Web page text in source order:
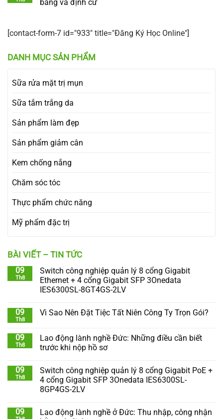
bằng và định cư
[contact-form-7 id="933" title="Đăng Ký Học Online"]
DANH MỤC SẢN PHẨM
Sữa rửa mặt trị mụn
Sữa tắm trắng da
Sản phẩm làm đẹp
Sản phẩm giảm cân
Kem chống nắng
Chăm sóc tóc
Thực phẩm chức năng
Mỹ phẩm đặc trị
BÀI VIẾT – TIN TỨC
09
Th8
Switch công nghiệp quản lý 8 cổng Gigabit
Ethernet + 4 cổng Gigabit SFP 3Onedata
IES6300SL-8GT4GS-2LV
09
Th8
Vì Sao Nên Đặt Tiệc Tất Niên Công Ty Trọn Gói?
09
Th8
Lao động lành nghề Đức: Những điều cần biết
trước khi nộp hồ sơ
09
Th8
Switch công nghiệp quản lý 8 cổng Gigabit PoE +
4 cổng Gigabit SFP 3Onedata IES6300SL-
8GP4GS-2LV
09
Lao động lành nghề ở Đức: Thu nhập, công nhận